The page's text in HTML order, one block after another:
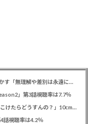
元フジ渡邊渚アナ PTSD公表への思いを明かす「無理解や差別は永遠に変わらない」「同じ病気になったことのない人間にはわからない」
」第3話視聴率は7.7％
田中みな実、“背中ぱっくり”ドレス披露も「こけたらどうすんの？」10cm超ヒールに心配の声寄せられる
話視聴率は4.2％